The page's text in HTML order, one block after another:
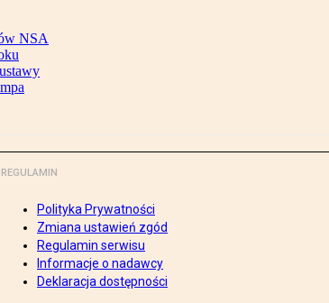
NSA
REGULAMIN
Polityka Prywatności
Zmiana ustawień zgód
Regulamin serwisu
Informacje o nadawcy
Deklaracja dostępności